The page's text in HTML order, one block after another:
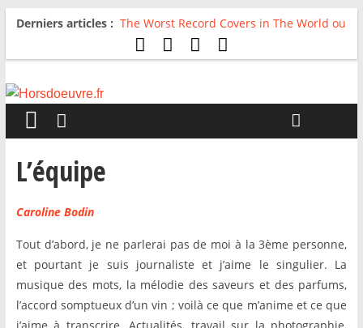
Derniers articles : The Worst Record Covers in The World ou
Comment rire du pire
Avril 2026 : C’est dans les vieux pots
For The First Time, Again : Tyler Ballgame
L’équipe
Caroline Bodin
Tout d’abord, je ne parlerai pas de moi à la 3ème personne,
et pourtant je suis journaliste et j’aime le singulier. La
musique des mots, la mélodie des saveurs et des parfums,
l’accord somptueux d’un vin ; voilà ce que m’anime et ce que